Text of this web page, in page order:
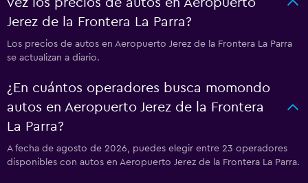
vez los precios de autos en Aeropuerto
Jerez de la Frontera La Parra?
Los precios de autos en Aeropuerto Jerez de la Frontera La Parra
se actualizan a diario.
¿En cuántos operadores busca momondo
autos en Aeropuerto Jerez de la Frontera
La Parra?
A fecha de agosto de 2026, puedes elegir entre 23 operadores
disponibles con autos en Aeropuerto Jerez de la Frontera La Parra.